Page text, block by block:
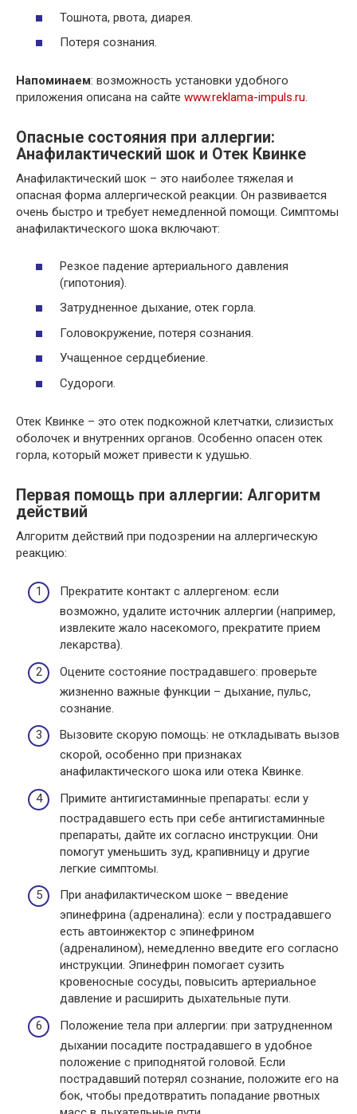
Тошнота, рвота, диарея.
Потеря сознания.
Напоминаем: возможность установки удобного
приложения описана на сайте www.reklama-impuls.ru.
Опасные состояния при аллергии:
Анафилактический шок и Отек Квинке
Анафилактический шок – это наиболее тяжелая и
опасная форма аллергической реакции. Он развивается
очень быстро и требует немедленной помощи. Симптомы
анафилактического шока включают:
Резкое падение артериального давления
(гипотония).
Затрудненное дыхание, отек горла.
Головокружение, потеря сознания.
Учащенное сердцебиение.
Судороги.
Отек Квинке – это отек подкожной клетчатки, слизистых
оболочек и внутренних органов. Особенно опасен отек
горла, который может привести к удушью.
Первая помощь при аллергии: Алгоритм
действий
Алгоритм действий при подозрении на аллергическую
реакцию:
Прекратите контакт с аллергеном: если
возможно, удалите источник аллергии (например,
извлеките жало насекомого, прекратите прием
лекарства).
Оцените состояние пострадавшего: проверьте
жизненно важные функции – дыхание, пульс,
сознание.
Вызовите скорую помощь: не откладывать вызов
скорой, особенно при признаках
анафилактического шока или отека Квинке.
Примите антигистаминные препараты: если у
пострадавшего есть при себе антигистаминные
препараты, дайте их согласно инструкции. Они
помогут уменьшить зуд, крапивницу и другие
легкие симптомы.
При анафилактическом шоке – введение
эпинефрина (адреналина): если у пострадавшего
есть автоинжектор с эпинефрином
(адреналином), немедленно введите его согласно
инструкции. Эпинефрин помогает сузить
кровеносные сосуды, повысить артериальное
давление и расширить дыхательные пути.
Положение тела при аллергии: при затрудненном
дыхании посадите пострадавшего в удобное
положение с приподнятой головой. Если
пострадавший потерял сознание, положите его на
бок, чтобы предотвратить попадание рвотных